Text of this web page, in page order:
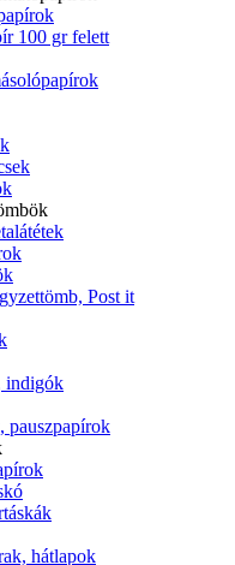
100 gr felett
Post it
indigók
pauszpapírok
hátlapok